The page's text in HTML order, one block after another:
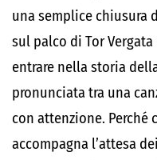
una semplice chiusura
sul palco di Tor
entrare nella storia
pronunciata tra una
con attenzione. Perché
accompagna l’attesa